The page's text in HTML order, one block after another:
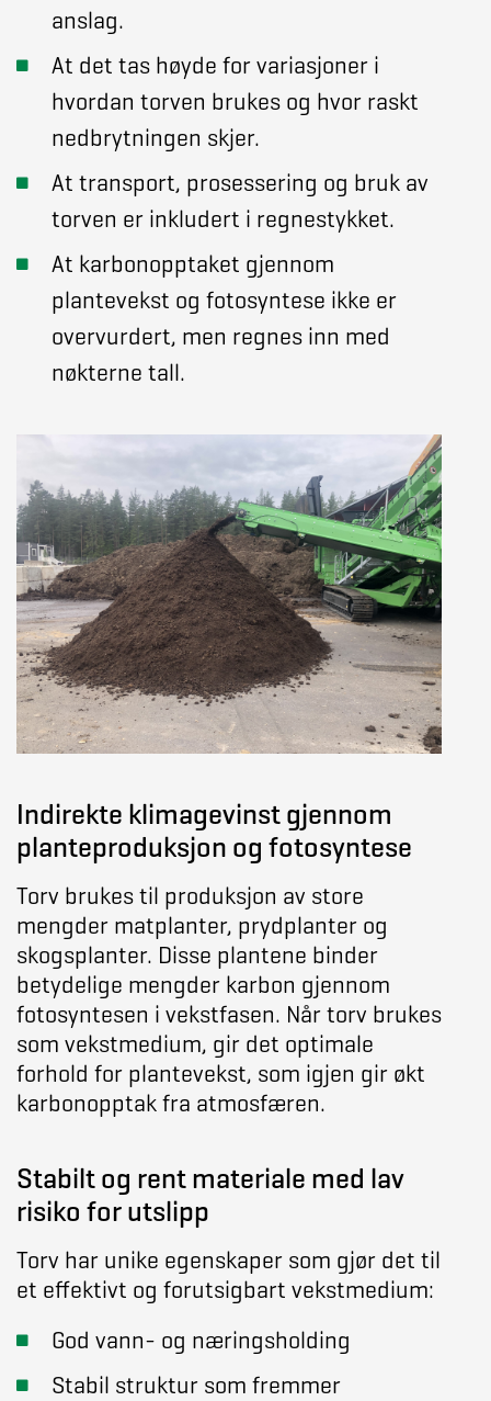
anslag.
At det tas høyde for variasjoner i
hvordan torven brukes og hvor raskt
nedbrytningen skjer.
At transport, prosessering og bruk av
torven er inkludert i regnestykket.
At karbonopptaket gjennom
plantevekst og fotosyntese ikke er
overvurdert, men regnes inn med
nøkterne tall.
Indirekte klimagevinst gjennom
planteproduksjon og fotosyntese
Torv brukes til produksjon av store
mengder matplanter, prydplanter og
skogsplanter. Disse plantene binder
betydelige mengder karbon gjennom
fotosyntesen i vekstfasen. Når torv brukes
som vekstmedium, gir det optimale
forhold for plantevekst, som igjen gir økt
karbonopptak fra atmosfæren.
Stabilt og rent materiale med lav
risiko for utslipp
Torv har unike egenskaper som gjør det til
et effektivt og forutsigbart vekstmedium:
God vann- og næringsholding
Stabil struktur som fremmer